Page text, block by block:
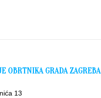
OBRTNIKA GRADA ZAGREBA
13